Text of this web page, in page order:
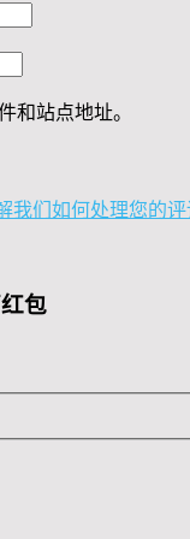
和站点地址。
我们如何处理您的
包